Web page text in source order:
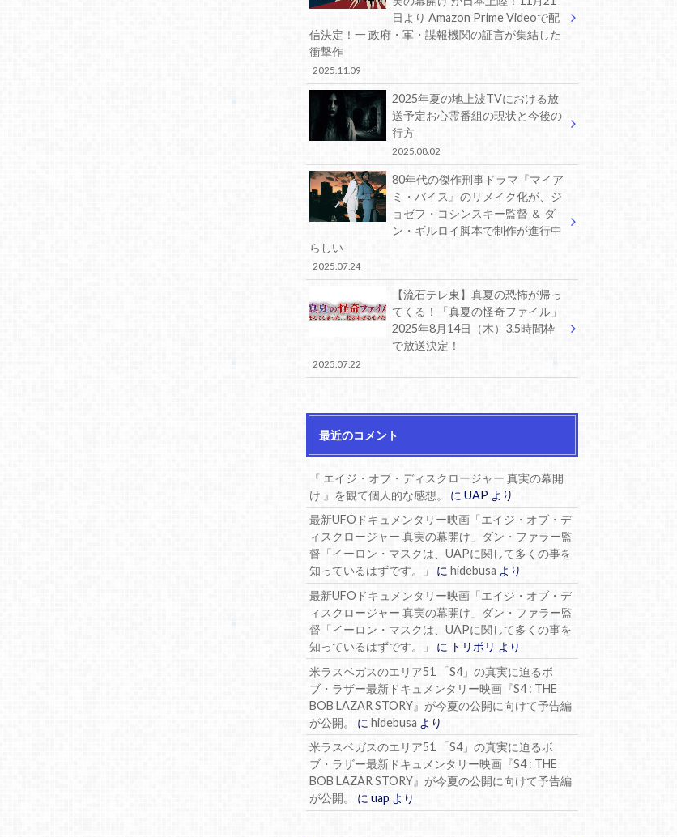
日より Amazon Prime Videoで配
信決定！一 政府・軍・諜報機関の証言が集結した
衝撃作
2025.11.09
2025年夏の地上波TVにおける放
送予定お心霊番組の現状と今後の
行方
2025.08.02
80年代の傑作刑事ドラマ『マイア
ミ・バイス』のリメイク化が、ジ
ョゼフ・コシンスキー監督 ＆ ダ
ン・ギルロイ脚本で制作が進行中
らしい
2025.07.24
【流石テレ東】真夏の恐怖が帰っ
てくる！「真夏の怪奇ファイル」
2025年8月14日（木）3.5時間枠
で放送決定！
2025.07.22
最近のコメント
『 エイジ・オブ・ディスクロージャー 真実の幕開
け 』を観て個人的な感想。
にUAP より
最新UFOドキュメンタリー映画「エイジ・オブ・デ
ィスクロージャー 真実の幕開け」ダン・ファラー監
督「イーロン・マスクは、UAPに関して多くの事を
知っているはずです。」
にhidebusa より
最新UFOドキュメンタリー映画「エイジ・オブ・デ
ィスクロージャー 真実の幕開け」ダン・ファラー監
督「イーロン・マスクは、UAPに関して多くの事を
知っているはずです。」
に トリポリ より
米ラスベガスのエリア51 「S4」の真実に迫るボ
ブ・ラザー最新ドキュメンタリー映画『S4 : THE
BOB LAZAR STORY』が今夏の公開に向けて予告編
が公開。
にhidebusa より
米ラスベガスのエリア51 「S4」の真実に迫るボ
ブ・ラザー最新ドキュメンタリー映画『S4 : THE
BOB LAZAR STORY』が今夏の公開に向けて予告編
が公開。
にuap より